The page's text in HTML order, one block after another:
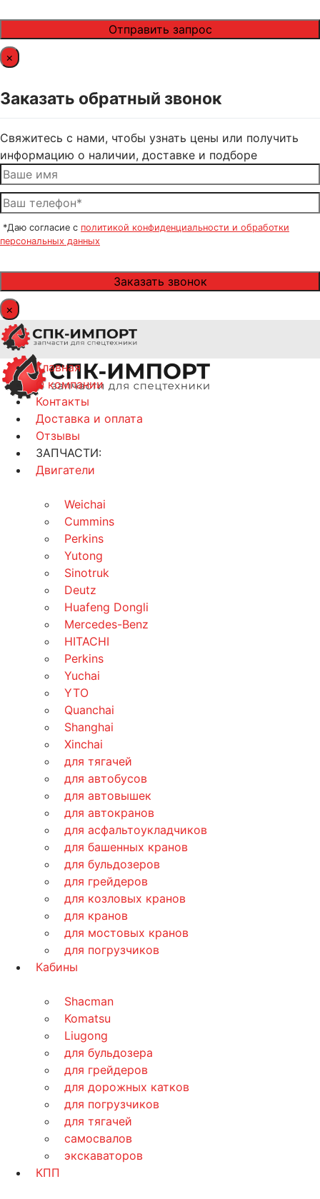
×
Заказать обратный звонок
Свяжитесь с нами, чтобы узнать цены или получить
информацию о наличии, доставке и подборе
*Даю согласие с политикой конфиденциальности и обработки
персональных данных
×
Главная
О компании
Контакты
Доставка и оплата
Отзывы
ЗАПЧАСТИ:
Двигатели
Weichai
Cummins
Perkins
Yutong
Sinotruk
Deutz
Huafeng Dongli
Mercedes-Benz
HITACHI
Perkins
Yuchai
YTO
Quanchai
Shanghai
Xinchai
для тягачей
для автобусов
для автовышек
для автокранов
для асфальтоукладчиков
для башенных кранов
для бульдозеров
для грейдеров
для козловых кранов
для кранов
для мостовых кранов
для погрузчиков
Кабины
Shacman
Komatsu
Liugong
для бульдозера
для грейдеров
для дорожных катков
для погрузчиков
для тягачей
самосвалов
экскаваторов
КПП